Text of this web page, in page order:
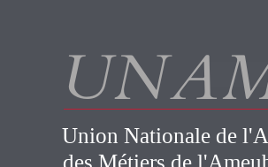
Union Nationale de
des Métiers de